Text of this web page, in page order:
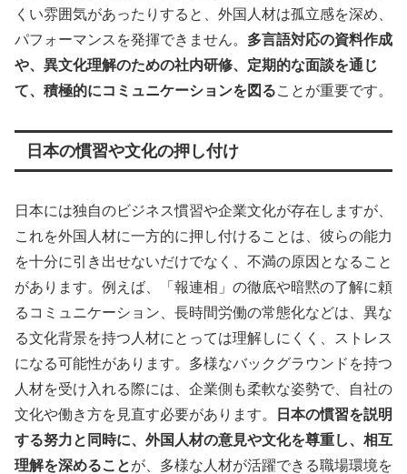
くい雰囲気があったりすると、外国人材は孤立感を深め、
パフォーマンスを発揮できません。 多言語対応の資料作成
や、異文化理解のための社内研修、定期的な面談を通じ
て、積極的にコミュニケーションを図ることが重要です。
日本の慣習や文化の押し付け
日本には独自のビジネス慣習や企業文化が存在しますが、
これを外国人材に一方的に押し付けることは、彼らの能力
を十分に引き出せないだけでなく、不満の原因となること
があります。例えば、「報連相」の徹底や暗黙の了解に頼
るコミュニケーション、長時間労働の常態化などは、異な
る文化背景を持つ人材にとっては理解しにくく、ストレス
になる可能性があります。多様なバックグラウンドを持つ
人材を受け入れる際には、企業側も柔軟な姿勢で、自社の
文化や働き方を見直す必要があります。
日本の慣習を説明
する努力と同時に、外国人材の意見や文化を尊重し、相互
理解を深めることが、多様な人材が活躍できる職場環境を